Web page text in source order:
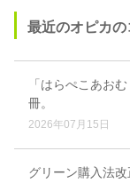
最近のオピカの
「はらぺこあお
冊。
2026年07月15日
グリーン購入法